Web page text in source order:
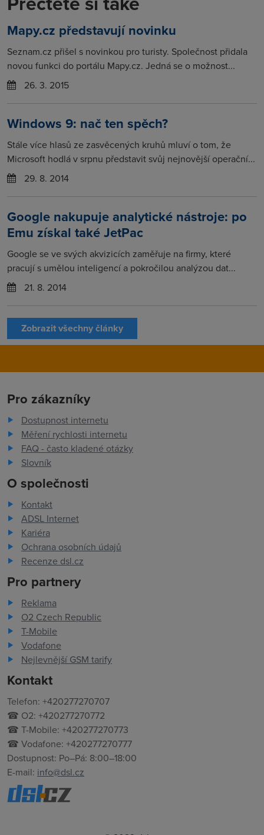
Mapy.cz představují novinku
Seznam.cz přišel s novinkou pro turisty. Společnost přidala
novou funkci do portálu Mapy.cz. Jedná se o možnost...
26. 3. 2015
Windows 9: nač ten spěch?
Stále více hlasů ze zasvěcených kruhů mluví o tom, že
Microsoft hodlá v srpnu představit svůj nejnovější operační...
29. 8. 2014
Google nakupuje analytické nástroje: po
Emu získal také JetPac
Google se ve svých akvizicích zaměřuje na firmy, které
pracují s umělou inteligencí a pokročilou analýzou dat...
21. 8. 2014
Zobrazit všechny články
Pro zákazníky
Dostupnost internetu
Měření rychlosti internetu
FAQ - často kladené otázky
Slovník
O společnosti
Kontakt
ADSL Internet
Kariéra
Ochrana osobních údajů
Recenze dsl.cz
Pro partnery
Reklama
O2 Czech Republic
T-Mobile
Vodafone
Nejlevnější GSM tarify
Kontakt
Telefon: +420277270707
☎ O2: +420277270772
☎ T-Mobile: +420277270773
☎ Vodafone: +420277270777
Dostupnost: Po–Pá: 8:00–18:00
E-mail: info@dsl.cz